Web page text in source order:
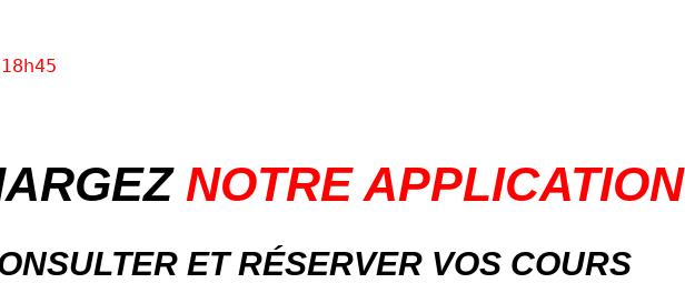
NOTRE APPLICATION
ET RÉSERVER VOS COURS